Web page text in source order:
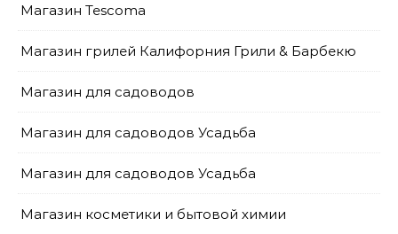
Магазин Tescoma
Магазин грилей Калифорния Грили & Барбекю
Магазин для садоводов
Магазин для садоводов Усадьба
Магазин для садоводов Усадьба
Магазин косметики и бытовой химии